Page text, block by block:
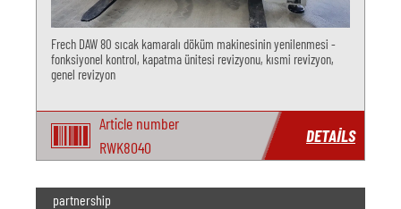
Frech DAW 80 sıcak kamaralı döküm makinesinin yenilenmesi -
fonksiyonel kontrol, kapatma ünitesi revizyonu, kısmi revizyon,
genel revizyon
Article number
RWK8040
DETAILS
partnership